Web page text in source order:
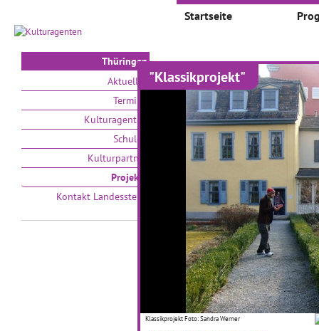
"Klassikprojekt"
Klassikprojekt Foto: Sandra Werner
Thüringen
Aktuelles
Termine
Kulturagenten
Schulen
Kulturpartner
Projekte
Kontakt Landesstelle
Startseite
Projekte
Auswählen nach:
Einstein gestaltet
BAUHAUS
Foto: doroB.
01.07.2019–04.07.2019